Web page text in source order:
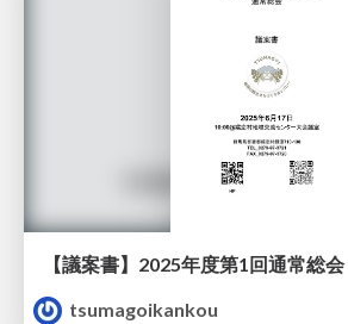
【議案書】2025年度第1回通常総会
tsumagoikankou